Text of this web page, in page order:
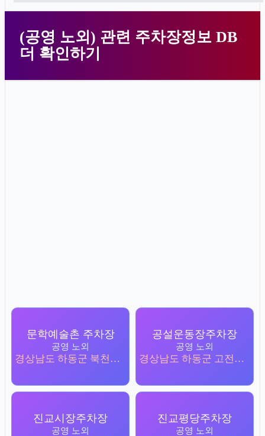
(공영 노외) 관련 주차장정보 DB
더 확인하기
문학예술촌 주차장
공영 노외
경상남도 하동군 북천면 직전리 170
공설운동장주차장
공영 노외
경상남도 하동군 고전면 고절리 1209-86
진교시장주차장
공영 노외
진교평당주차장
공영 노외